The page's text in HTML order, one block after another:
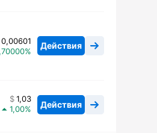
0,00601
Действия
1,03
1,00
Действия